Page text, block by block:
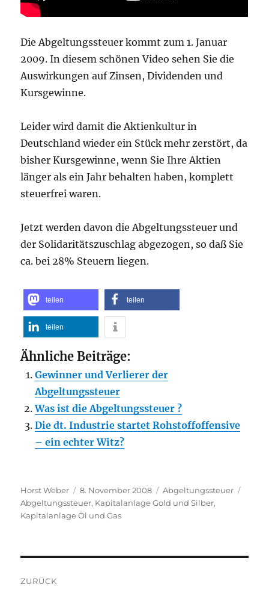
Die Abgeltungssteuer kommt zum 1. Januar
2009. In diesem schönen Video sehen Sie die
Auswirkungen auf Zinsen, Dividenden und
Kursgewinne.
Leider wird damit die Aktienkultur in
Deutschland wieder ein Stück mehr zerstört, da
bisher Kursgewinne, wenn Sie Ihre Aktien
länger als ein Jahr behalten haben, komplett
steuerfrei waren.
Jetzt werden davon die Abgeltungssteuer und
der Solidaritätszuschlag abgezogen, so daß Sie
ca. bei 28% Steuern liegen.
teilen teilen
teilen
Ähnliche Beiträge:
Gewinner und Verlierer der
Abgeltungssteuer
Was ist die Abgeltungssteuer ?
Die dt. Industrie startet Rohstoffoffensive
– ein echter Witz?
Autor
Horst Weber
Veröffentlicht
am
8. November 2008 Kategorien
Abgeltungssteuer
Abgeltungssteuer, Kapitalanlage Gold und Silber,
Kapitalanlage Öl und Gas
ZURÜCK